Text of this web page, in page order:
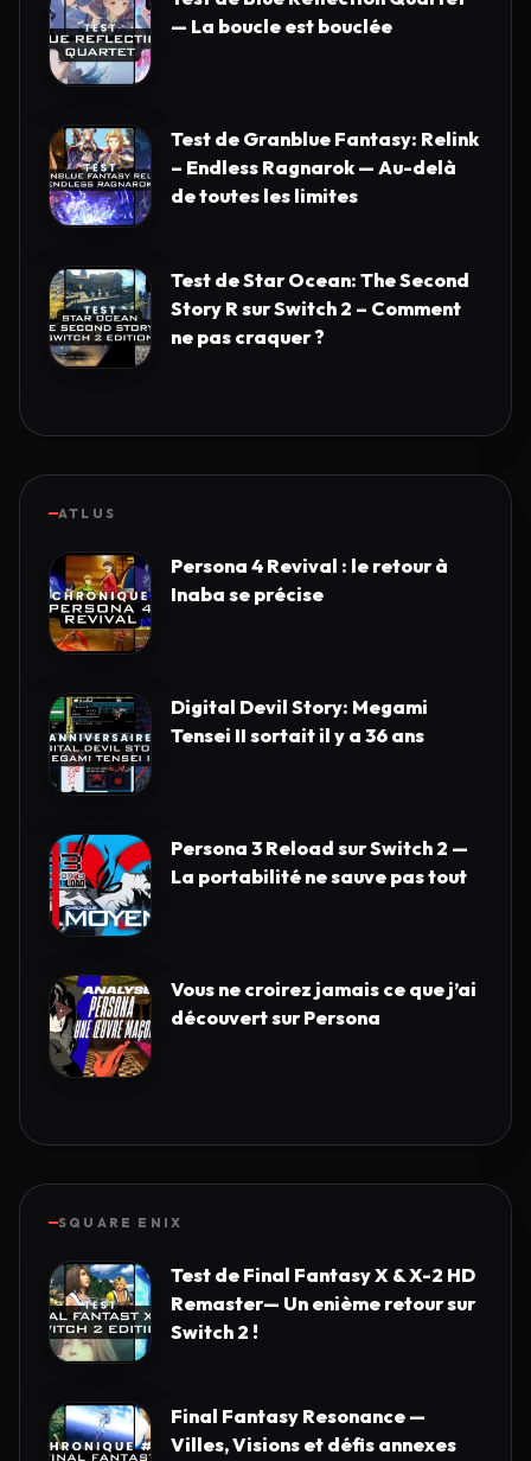
— La boucle est bouclée
Test de Granblue Fantasy: Relink
– Endless Ragnarok — Au-delà
de toutes les limites
Test de Star Ocean: The Second
Story R sur Switch 2 – Comment
ne pas craquer ?
ATLUS
Persona 4 Revival : le retour à
Inaba se précise
Digital Devil Story: Megami
Tensei II sortait il y a 36 ans
Persona 3 Reload sur Switch 2 —
La portabilité ne sauve pas tout
Vous ne croirez jamais ce que j’ai
découvert sur Persona
SQUARE ENIX
Test de Final Fantasy X & X-2 HD
Remaster— Un enième retour sur
Switch 2 !
Final Fantasy Resonance —
Villes, Visions et défis annexes